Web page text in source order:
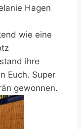
Hagen
wie eine
ihre
Euch. Super
gewonnen.